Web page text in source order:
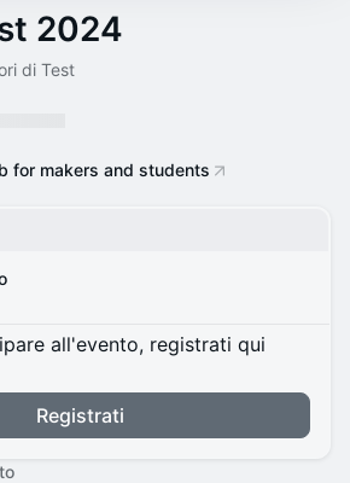
2024
di Test
for makers and students
all'evento, registrati qui
Registrati